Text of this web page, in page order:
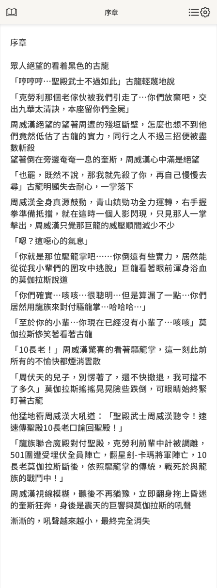
序章
序章
眾人絕望的看着黑色的古龍
「哼哼哼…聖殿武士不過如此」古龍輕蔑地說
「克勞利那個老傢伙被我們引走了…你們放棄吧，交
出九華太清訣，本座留你們全屍」
周威漢絕望的望著周遭的殘垣斷壁，怎麼也想不到他
們竟然低估了古龍的實力，同行之人不過三招便被盡
數斬殺
望著倒在旁邊奄奄一息的奎斯，周威漢心中滿是絕望
「也罷，既然不說，那我就先殺了你，再自己慢慢去
尋」古龍明顯失去耐心，一掌落下
周威漢全身真源鼓動，青山鎮勁功全力運轉，右手握
拳準備抵擋，就在這時一個人影閃現，只見那人一掌
擊出，周威漢只覺那巨龍的威壓順間減少不少
「嗯？這噁心的氣息」
「你就是那位驅龍掌吧……你倒還有些實力，居然能
從從我小輩們的圍攻中逃脫」巨龍看著眼前渾身浴血
的莫伽拉斯說道
「你們確實…咳咳…很聰明…但是算漏了一點…你們
居然用龍族來對付驅龍掌…哈哈哈…」
「至於你的小輩…你現在已經沒有小輩了…咳咳」莫
伽拉斯慘笑著看著古龍
「10長老！」周威漢驚喜的看著驅龍掌，這一刻此前
所有的不愉快都煙消雲散
「周伏天的兒子，別愣著了，還不快撤退，我可擋不
了多久」莫伽拉斯搖搖晃晃險些跌倒，可眼睛始終緊
盯著古龍
他猛地衝周威漢大吼道：「聖殿武士周威漢聽令！速
速傳聖殿10長老口諭回聖殿！」
「龍族聯合魔殿對付聖殿，克勞利前輩中計被調離，
501團遭受埋伏全員陣亡，翻星劍-卡瑪將軍陣亡，10
長老莫伽拉斯斷後，依照驅龍掌的傳統，戰死於與龍
族的戰鬥中！」
周威漢視線模糊，聽後不再猶豫，立即翻身拖上昏迷
的奎斯狂奔，身後是震天的巨響與莫伽拉斯的吼聲
漸漸的，吼聲越來越小，最終完全消失